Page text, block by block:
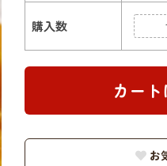
購入数
お